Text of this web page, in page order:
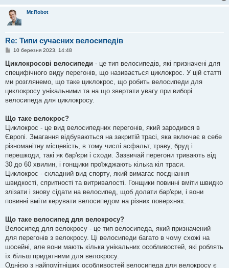
Mr.Robot
Re: Типи сучасних велосипедів
П
в
д
о
л
е
я
10 березня 2023, 14:48
Циклокросові велосипеди - це тип велосипедів, які призначені для
специфічного виду перегонів, що називається циклокрос. У цій статті
ми розглянемо, що таке циклокрос, що робить велосипеди для
циклокросу унікальними та на що звертати увагу при виборі
велосипеда для циклокросу.
Що таке велокрос?
Циклокрос - це вид велосипедних перегонів, який зародився в
Європі. Змагання відбуваються на закритій трасі, яка включає в себе
різноманітну місцевість, в тому числі асфальт, траву, бруд і
перешкоди, такі як бар'єри і сходи. Зазвичай перегони тривають від
30 до 60 хвилин, і гонщики проїжджають кілька кіл траси.
Циклокрос - складний вид спорту, який вимагає поєднання
швидкості, спритності та витривалості. Гонщики повинні вміти швидко
злізати і знову сідати на велосипед, щоб долати бар'єри, і вони
повинні вміти керувати велосипедом на різних поверхнях.
Що таке велосипед для велокросу?
Велосипед для велокросу - це тип велосипеда, який призначений
для перегонів з велокросу. Ці велосипеди багато в чому схожі на
шосейні, але вони мають кілька унікальних особливостей, які роблять
їх більш придатними для велокросу.
Однією з найпомітніших особливостей велосипеда для велокросу є